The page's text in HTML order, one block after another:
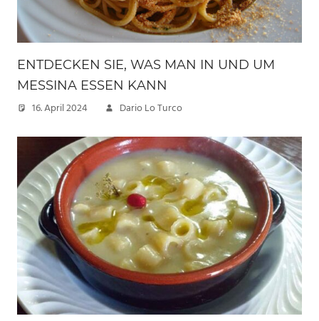
ENTDECKEN SIE, WAS MAN IN UND UM
MESSINA ESSEN KANN
16. April 2024 Dario Lo Turco